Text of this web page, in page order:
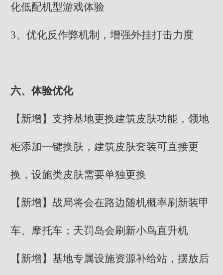
化低配机型游戏体验
3、优化反作弊机制，增强外挂打击力度
六、体验优化
【新增】支持基地更换建筑皮肤功能，领地
柜添加一键换肤，建筑皮肤套装可直接更
换，设施类皮肤需要单独更换
【新增】战局将会在路边随机概率刷新装甲
车、摩托车；天罚岛会刷新小鸟直升机
【新增】基地专属设施资源补给站，摆放后